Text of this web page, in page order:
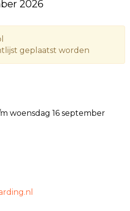
2026
geplaatst worden
woensdag 16 september